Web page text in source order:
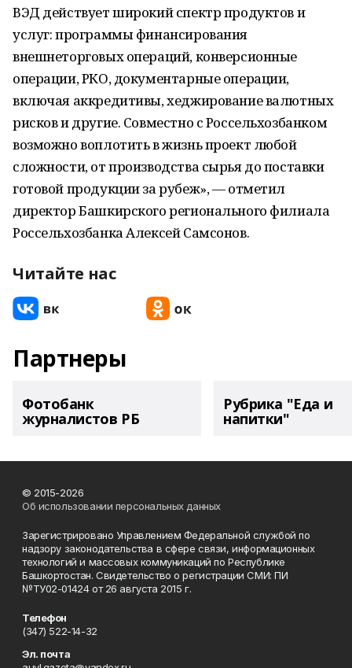
ВЭД действует широкий спектр продуктов и
услуг: программы финансирования
внешнеторговых операций, конверсионные
операции, РКО, документарные операции,
включая аккредитивы, хеджирование валютных
рисков и другие. Совместно с Россельхозбанком
возможно воплотить в жизнь проект любой
сложности, от производства сырья до поставки
готовой продукции за рубеж», — отметил
директор Башкирского регионального филиала
Россельхозбанка Алексей Самсонов.
Читайте нас
Партнеры
Фотобанк
журналистов РБ
Рубрика "Еда и
напитки"
© 2015-2026
Об использовании персональных данных
Зарегистрировано Управлением Федеральной службой по
надзору законодательства в сфере связи, информационных
технологий и массовых коммуникаций по Республике
Башкортостан. Свидетельство о регистрации СМИ: ПИ
№ТУ02-01424 от 26 августа 2015 г.
Телефон
(347) 522-14-32
Эл. почта